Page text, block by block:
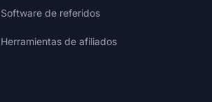
Software de referidos
Herramientas de afiliados